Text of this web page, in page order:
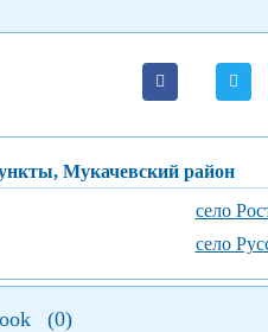
Мукачевский район
село
село
(0)